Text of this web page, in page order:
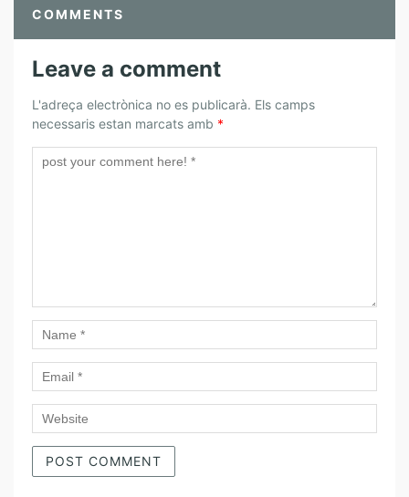
COMMENTS
Leave a comment
L'adreça electrònica no es publicarà. Els camps
necessaris estan marcats amb *